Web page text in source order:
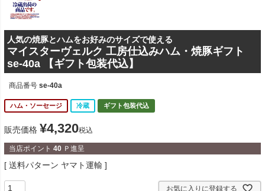
人気の焼豚とハムをお好みのサイズで使える
マイスターヴェルク 工房仕込みハム・焼豚ギフト
se-40a 【ギフト包装代込】
商品番号 se-40a
ハム・ソーセージ 冷蔵 ギフト包装代込
販売価格 ¥4,320税込
当店ポイント 40 Ｐ進呈
送料パターン ヤマト運輸
お気に入りに登録する